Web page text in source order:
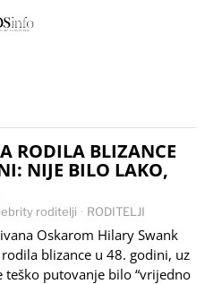
RODILA BLIZANCE
NIJE BILO LAKO,
roditelji · RODITELJI
Oskarom Hilary Swank
blizance u 48. godini, uz
teško putovanje bilo “vrijedno